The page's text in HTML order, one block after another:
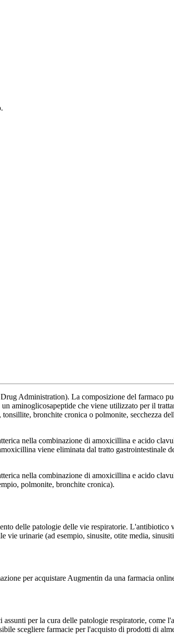
Administration). La composizione del farmaco
aminoglicosapeptide che viene utilizzato per il
bronchite cronica o polmonite, secchezza
nella combinazione di amoxicillina e acido
viene eliminata dal tratto gastrointestinale
nella combinazione di amoxicillina e acido
polmonite, bronchite cronica).
delle patologie delle vie respiratorie.
vie urinarie (ad esempio, sinusite, otite media,
per acquistare Augmentin da una farmacia
per la cura delle patologie respiratorie,
scegliere farmacie per l'acquisto di prodotti di